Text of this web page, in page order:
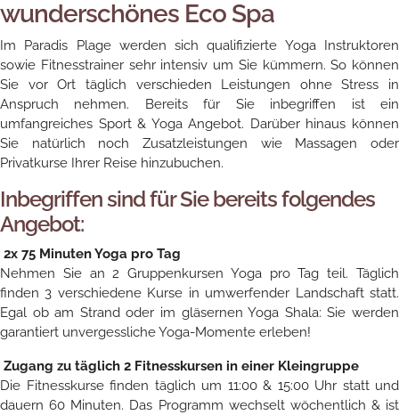
wunderschönes Eco Spa
Im Paradis Plage werden sich qualifizierte Yoga Instruktoren
sowie Fitnesstrainer sehr intensiv um Sie kümmern. So können
Sie vor Ort täglich verschieden Leistungen ohne Stress in
Anspruch nehmen. Bereits für Sie inbegriffen ist ein
umfangreiches Sport & Yoga Angebot. Darüber hinaus können
Sie natürlich noch Zusatzleistungen wie Massagen oder
Privatkurse Ihrer Reise hinzubuchen.
Inbegriffen sind für Sie bereits folgendes
Angebot:
2x 75 Minuten Yoga pro Tag
Nehmen Sie an 2 Gruppenkursen Yoga pro Tag teil. Täglich
finden 3 verschiedene Kurse in umwerfender Landschaft statt.
Egal ob am Strand oder im gläsernen Yoga Shala: Sie werden
garantiert unvergessliche Yoga-Momente erleben!
Zugang zu täglich 2 Fitnesskursen in einer Kleingruppe
Die Fitnesskurse finden täglich um 11:00 & 15:00 Uhr statt und
dauern 60 Minuten. Das Programm wechselt wöchentlich & ist